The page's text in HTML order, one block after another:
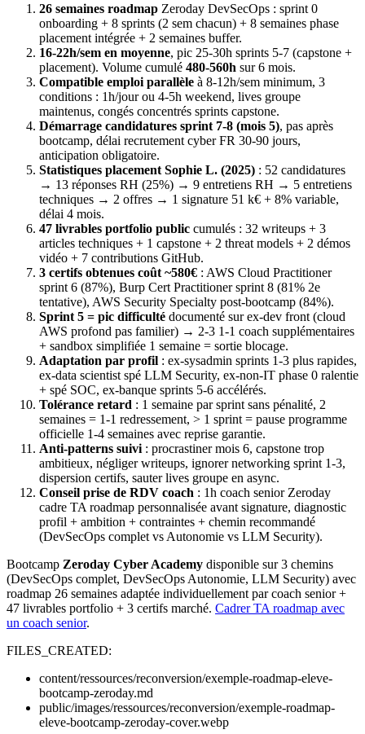
26 semaines roadmap Zeroday DevSecOps : sprint 0
onboarding + 8 sprints (2 sem chacun) + 8 semaines phase
placement intégrée + 2 semaines buffer.
16-22h/sem en moyenne, pic 25-30h sprints 5-7 (capstone +
placement). Volume cumulé 480-560h sur 6 mois.
Compatible emploi parallèle à 8-12h/sem minimum, 3
conditions : 1h/jour ou 4-5h weekend, lives groupe
maintenus, congés concentrés sprints capstone.
Démarrage candidatures sprint 7-8 (mois 5), pas après
bootcamp, délai recrutement cyber FR 30-90 jours,
anticipation obligatoire.
Statistiques placement Sophie L. (2025) : 52 candidatures
→ 13 réponses RH (25%) → 9 entretiens RH → 5 entretiens
techniques → 2 offres → 1 signature 51 k€ + 8% variable,
délai 4 mois.
47 livrables portfolio public cumulés : 32 writeups + 3
articles techniques + 1 capstone + 2 threat models + 2 démos
vidéo + 7 contributions GitHub.
3 certifs obtenues coût ~580€ : AWS Cloud Practitioner
sprint 6 (87%), Burp Cert Practitioner sprint 8 (81% 2e
tentative), AWS Security Specialty post-bootcamp (84%).
Sprint 5 = pic difficulté documenté sur ex-dev front (cloud
AWS profond pas familier) → 2-3 1-1 coach supplémentaires
+ sandbox simplifiée 1 semaine = sortie blocage.
Adaptation par profil : ex-sysadmin sprints 1-3 plus rapides,
ex-data scientist spé LLM Security, ex-non-IT phase 0 ralentie
+ spé SOC, ex-banque sprints 5-6 accélérés.
Tolérance retard : 1 semaine par sprint sans pénalité, 2
semaines = 1-1 redressement, > 1 sprint = pause programme
officielle 1-4 semaines avec reprise garantie.
Anti-patterns suivi : procrastiner mois 6, capstone trop
ambitieux, négliger writeups, ignorer networking sprint 1-3,
dispersion certifs, sauter lives groupe en async.
Conseil prise de RDV coach : 1h coach senior Zeroday
cadre TA roadmap personnalisée avant signature, diagnostic
profil + ambition + contraintes + chemin recommandé
(DevSecOps complet vs Autonomie vs LLM Security).
Bootcamp Zeroday Cyber Academy disponible sur 3 chemins
(DevSecOps complet, DevSecOps Autonomie, LLM Security) avec
roadmap 26 semaines adaptée individuellement par coach senior +
47 livrables portfolio + 3 certifs marché. Cadrer TA roadmap avec
un coach senior.
FILES_CREATED:
content/ressources/reconversion/exemple-roadmap-eleve-
bootcamp-zeroday.md
public/images/ressources/reconversion/exemple-roadmap-
eleve-bootcamp-zeroday-cover.webp